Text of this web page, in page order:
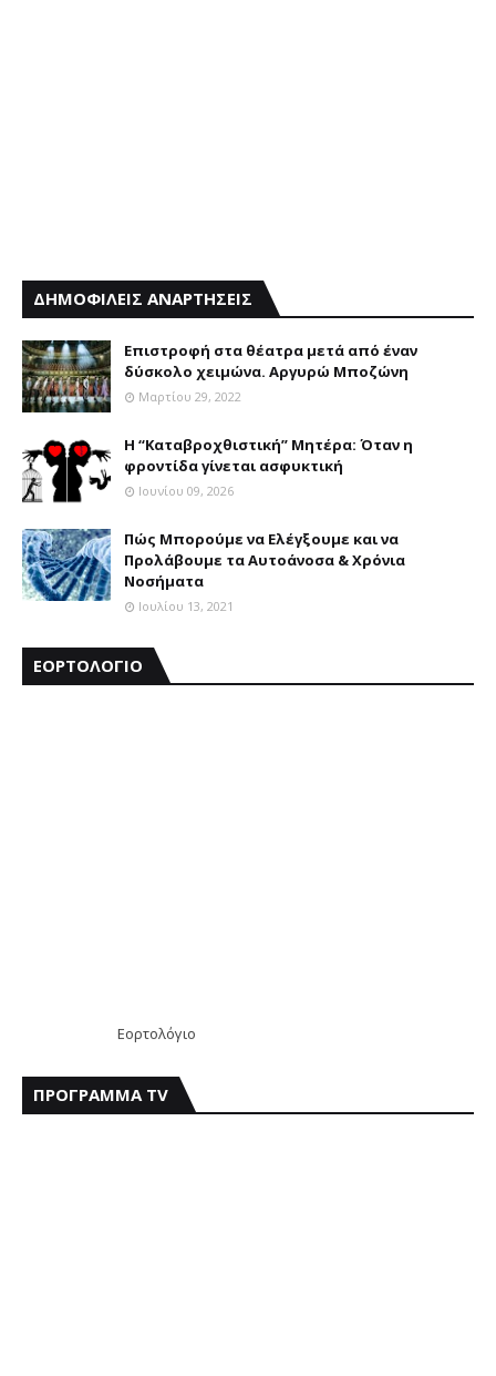
ΔΗΜΟΦΙΛΕΙΣ ΑΝΑΡΤΗΣΕΙΣ
Επιστροφή στα θέατρα μετά από έναν
δύσκολο χειμώνα. Αργυρώ Μποζώνη
Μαρτίου 29, 2022
Η “Καταβροχθιστική” Mητέρα: Όταν η
φροντίδα γίνεται ασφυκτική
Ιουνίου 09, 2026
Πώς Μπορούμε να Ελέγξουμε και να
Προλάβουμε τα Αυτοάνοσα & Χρόνια
Νοσήματα
Ιουλίου 13, 2021
ΕΟΡΤΟΛΟΓΙΟ
Εορτολόγιο
ΠΡΟΓΡΑΜΜΑ TV